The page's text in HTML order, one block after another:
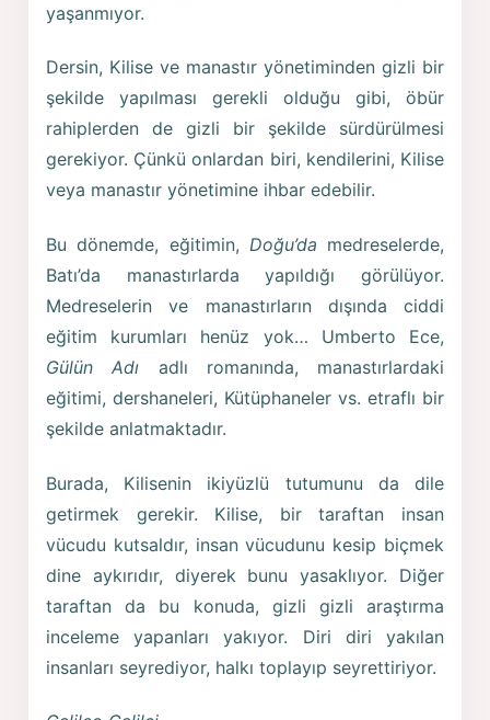
yaşanmıyor.
Dersin, Kilise ve manastır yönetiminden gizli bir
şekilde yapılması gerekli olduğu gibi, öbür
rahiplerden de gizli bir şekilde sürdürülmesi
gerekiyor. Çünkü onlardan biri, kendilerini, Kilise
veya manastır yönetimine ihbar edebilir.
Bu dönemde, eğitimin, Doğu’da medreselerde,
Batı’da manastırlarda yapıldığı görülüyor.
Medreselerin ve manastırların dışında ciddi
eğitim kurumları henüz yok… Umberto Ece,
Gülün Adı adlı romanında, manastırlardaki
eğitimi, dershaneleri, Kütüphaneler vs. etraflı bir
şekilde anlatmaktadır.
Burada, Kilisenin ikiyüzlü tutumunu da dile
getirmek gerekir. Kilise, bir taraftan insan
vücudu kutsaldır, insan vücudunu kesip biçmek
dine aykırıdır, diyerek bunu yasaklıyor. Diğer
taraftan da bu konuda, gizli gizli araştırma
inceleme yapanları yakıyor. Diri diri yakılan
insanları seyrediyor, halkı toplayıp seyrettiriyor.